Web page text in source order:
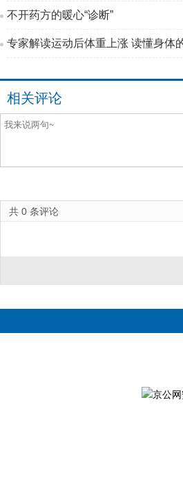
不开药方的暖心“诊断”
专家解读运动后体重上涨 读懂身体
相关评论
共 0 条评论